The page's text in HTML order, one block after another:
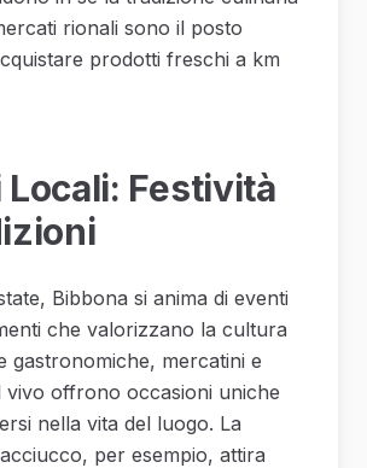
rionali sono il posto
prodotti freschi a km
Locali: Festività
Bibbona si anima di eventi
che valorizzano la cultura
gastronomiche, mercatini e
vivo offrono occasioni uniche
nella vita del luogo. La
per esempio, attira